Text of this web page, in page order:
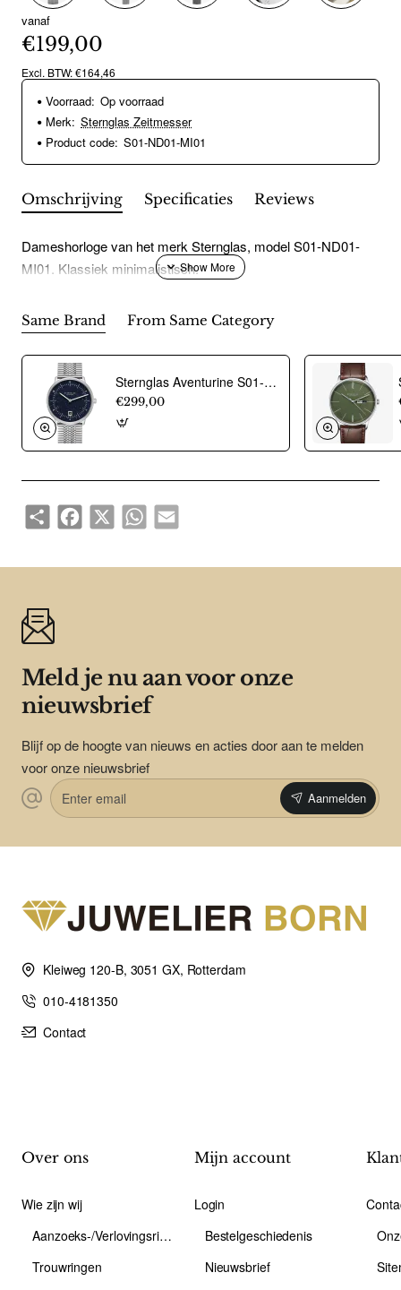
vanaf
€199,00
Excl. BTW: €164,46
Voorraad: Op voorraad
Merk: Sternglas Zeitmesser
Product code: S01-ND01-MI01
Omschrijving Specificaties Reviews
Dameshorloge van het merk Sternglas, model S01-ND01-
MI01. Klassiek minimalistisch.
Same Brand From Same Category
Sternglas Aventurine S01-NAN40-ME08 horloge - 24004
€299,00
ShareFacebook
X WhatsAppEmail
Meld je nu aan voor onze
nieuwsbrief
Blijf op de hoogte van nieuws en acties door aan te melden
voor onze nieuwsbrief
Enter
email
Aanmelden
Kleiweg 120-B, 3051 GX, Rotterdam
010-4181350
Contact
Over ons
Wie zijn wij
Aanzoeks-/Verlovingsring
Trouwringen
Mijn account
Login
Bestelgeschiedenis
Nieuwsbrief